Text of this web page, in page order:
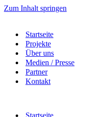
Zum Inhalt springen
Startseite
Projekte
Über uns
Medien / Presse
Partner
Kontakt
Startseite